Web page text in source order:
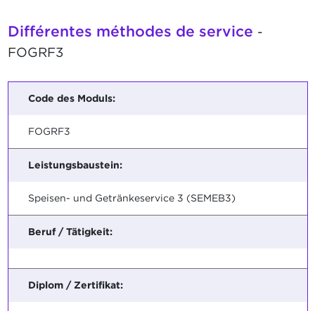
Différentes méthodes de service -
FOGRF3
Code des Moduls:
FOGRF3
Leistungsbaustein:
Speisen- und Getränkeservice 3 (SEMEB3)
Beruf / Tätigkeit:
Diplom / Zertifikat: